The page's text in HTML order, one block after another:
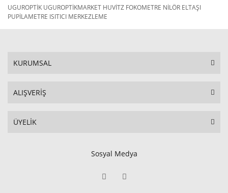
UGUROPTİK UGUROPTİKMARKET HUVİTZ FOKOMETRE NİLÖR ELTAŞI
PUPİLAMETRE ISITICI MERKEZLEME
KURUMSAL
ALIŞVERİŞ
ÜYELİK
Sosyal Medya